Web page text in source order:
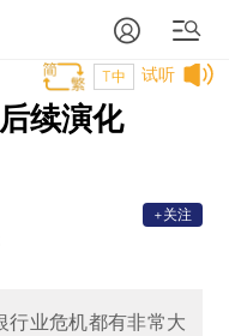
试听
T中
续演化
+关注
行业危机都有非常大